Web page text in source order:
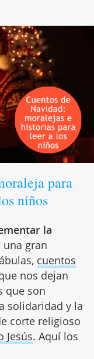
para
niños
la
gran
cuentos
nos dejan
que son
solidaridad y la
corte religioso
Jesús. Aquí los